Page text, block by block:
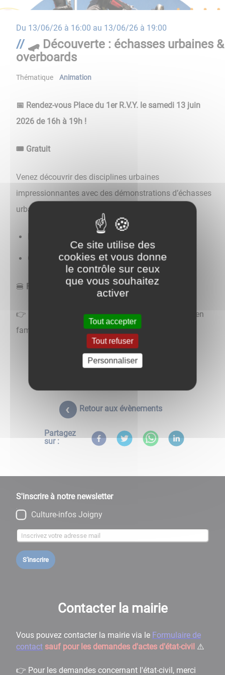
Du 13/06/26 à 16:00 au 13/06/26 à 19:00
🛹 Découverte : échasses urbaines &
overboards
Thématique Animation
📅 Rendez-vous Place du 1er R.V.Y. le samedi 13 juin
2026 de 16h à 19h !
🎟️ Gratuit
Venez découvrir des disciplines urbaines
impressionnantes avec des démonstrations d’échasses
urbaines et d’overboards :
: de 16h à 17h30
Overboards: de 17h30 à 19h
🍔 Food-truck sur place
👉 Un moment ludique et spectaculaire à partager en
famille ou entre amis !
Retour aux évènements
Partagez
sur :
S'inscrire à notre newsletter
Culture-infos Joigny
S'inscrire
Contacter la mairie
Vous pouvez contacter la mairie via le Formulaire de
contact sauf pour les demandes d'actes d'état-civil ⚠️
👉 Pour les demandes concernant l'état-civil, merci
Ce site utilise des
cookies et vous donne
le contrôle sur ceux
que vous souhaitez
activer
Tout accepter
Tout refuser
Personnaliser